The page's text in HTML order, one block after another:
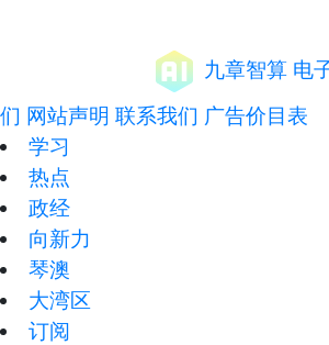
九章智算 电
们 网站声明 联系我们 广告价目表
学习
热点
政经
向新力
琴澳
大湾区
订阅